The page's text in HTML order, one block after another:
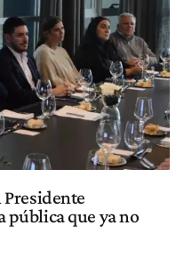
pública que ya no